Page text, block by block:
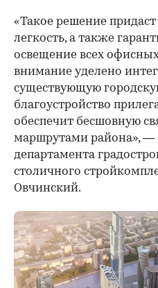
«Такое решение
легкость, а также
освещение всех
внимание уделено
существующую
благоустройство
обеспечит бесшовную
маршрутами района», —
департамента
столичного
Овчинский.